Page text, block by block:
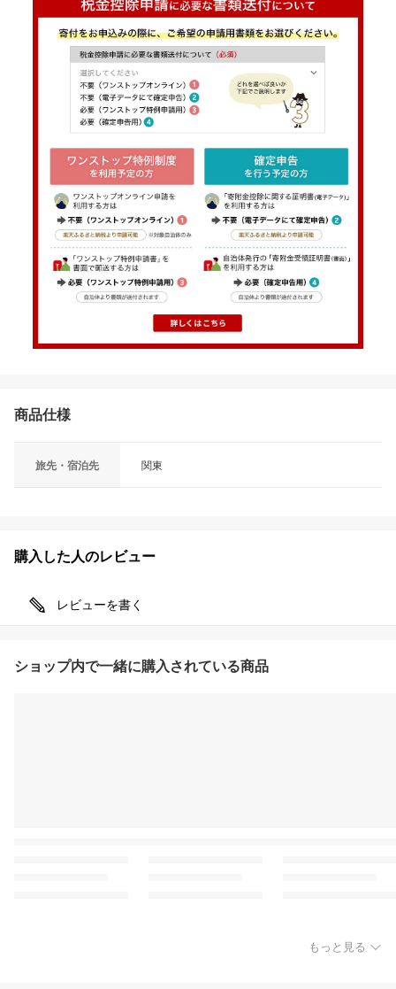
商品仕様
旅先・宿泊先 関東
購入した人のレビュー
レビューを書く
ショップ内で一緒に購入されている商品
もっと見る